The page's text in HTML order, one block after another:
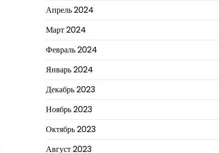
Апрель 2024
Март 2024
Февраль 2024
Январь 2024
Декабрь 2023
Ноябрь 2023
Октябрь 2023
Август 2023